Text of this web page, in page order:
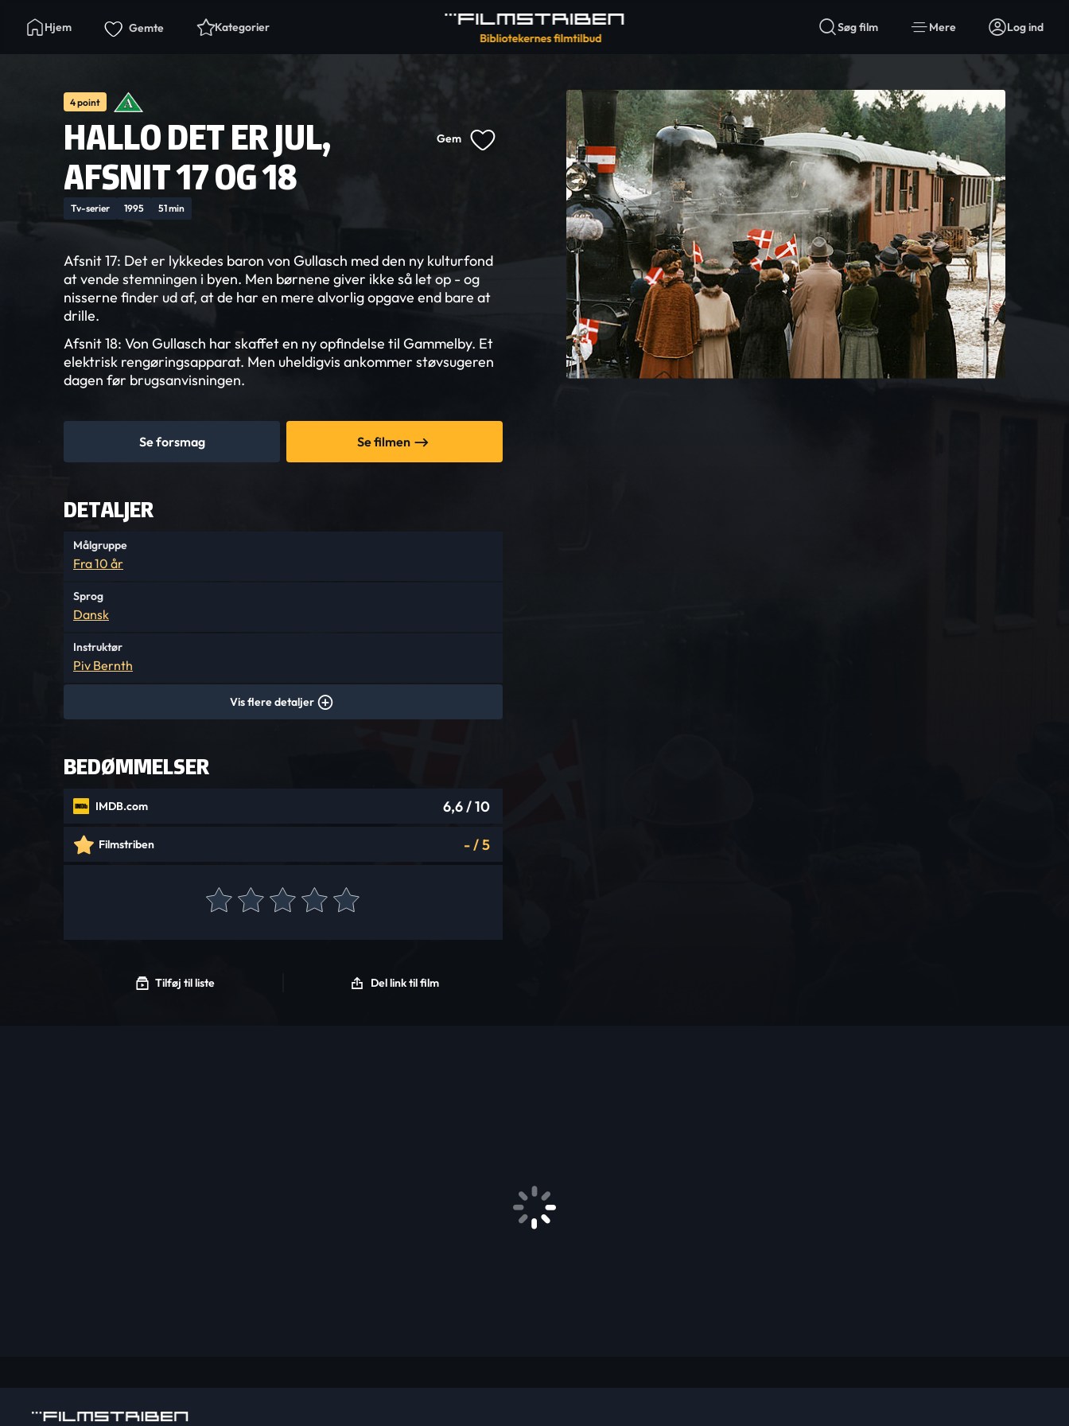
Hjem Gemte Kategorier Søg film Mere Log ind
4 point
HALLO DET ER JUL,
AFSNIT 17 OG 18
Gem
Tv-serier 1995 51 min
Afsnit 17: Det er lykkedes baron von Gullasch med den ny kulturfond
at vende stemningen i byen. Men børnene giver ikke så let op - og
nisserne finder ud af, at de har en mere alvorlig opgave end bare at
drille.
Afsnit 18: Von Gullasch har skaffet en ny opfindelse til Gammelby. Et
elektrisk rengøringsapparat. Men uheldigvis ankommer støvsugeren
dagen før brugsanvisningen.
Se forsmag Se filmen
DETALJER
Målgruppe
Fra 10 år
Sprog
Dansk
Instruktør
Piv Bernth
Vis flere detaljer
BEDØMMELSER
IMDB.com 6,6/ 10
Filmstriben -/5
Tilføj til liste Del link til film